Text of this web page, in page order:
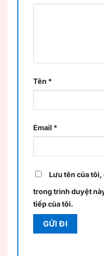
Tên *
Email *
Lưu tên của
trong trình duyệt
tiếp của tôi.